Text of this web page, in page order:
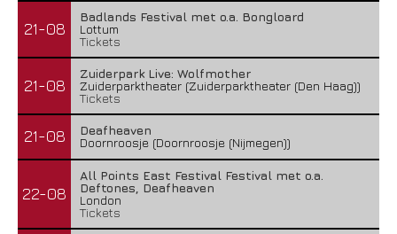
21-08
Badlands Festival met o.a. Bongloard
Lottum
Tickets
21-08
Zuiderpark Live: Wolfmother
Zuiderparktheater (Zuiderparktheater (Den Haag))
Tickets
21-08
Deafheaven
Doornroosje (Doornroosje (Nijmegen))
22-08
All Points East Festival Festival met o.a.
Deftones, Deafheaven
London
Tickets